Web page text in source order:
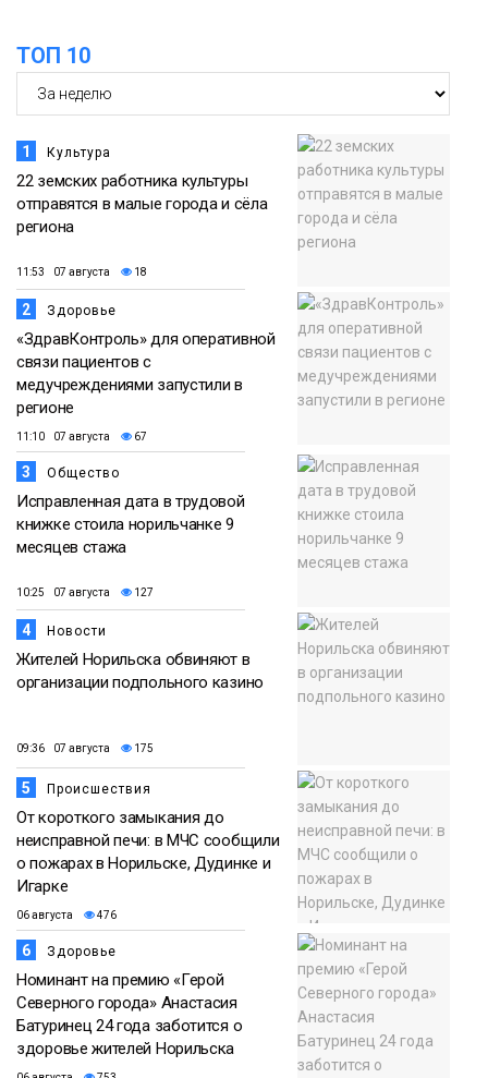
ТОП 10
1 Культура
22 земских работника культуры
отправятся в малые города и сёла
региона
11:53 07 августа 18
2 Здоровье
«ЗдравКонтроль» для оперативной
связи пациентов с
медучреждениями запустили в
регионе
11:10 07 августа 67
3 Общество
Исправленная дата в трудовой
книжке стоила норильчанке 9
месяцев стажа
10:25 07 августа 127
4 Новости
Жителей Норильска обвиняют в
организации подпольного казино
09:36 07 августа 175
5 Происшествия
От короткого замыкания до
неисправной печи: в МЧС сообщили
о пожарах в Норильске, Дудинке и
Игарке
06 августа 476
6 Здоровье
Номинант на премию «Герой
Северного города» Анастасия
Батуринец 24 года заботится о
здоровье жителей Норильска